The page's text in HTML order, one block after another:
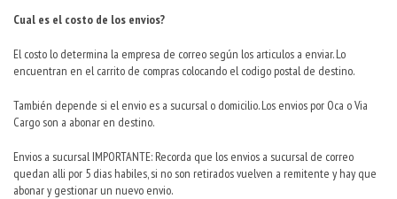
Cual es el costo de los envios?
El costo lo determina la empresa de correo según los articulos a enviar. Lo
encuentran en el carrito de compras colocando el codigo postal de destino.
También depende si el envio es a sucursal o domicilio. Los envios por Oca o Via
Cargo son a abonar en destino.
Envios a sucursal IMPORTANTE: Recorda que los envios a sucursal de correo
quedan alli por 5 dias habiles, si no son retirados vuelven a remitente y hay que
abonar y gestionar un nuevo envio.